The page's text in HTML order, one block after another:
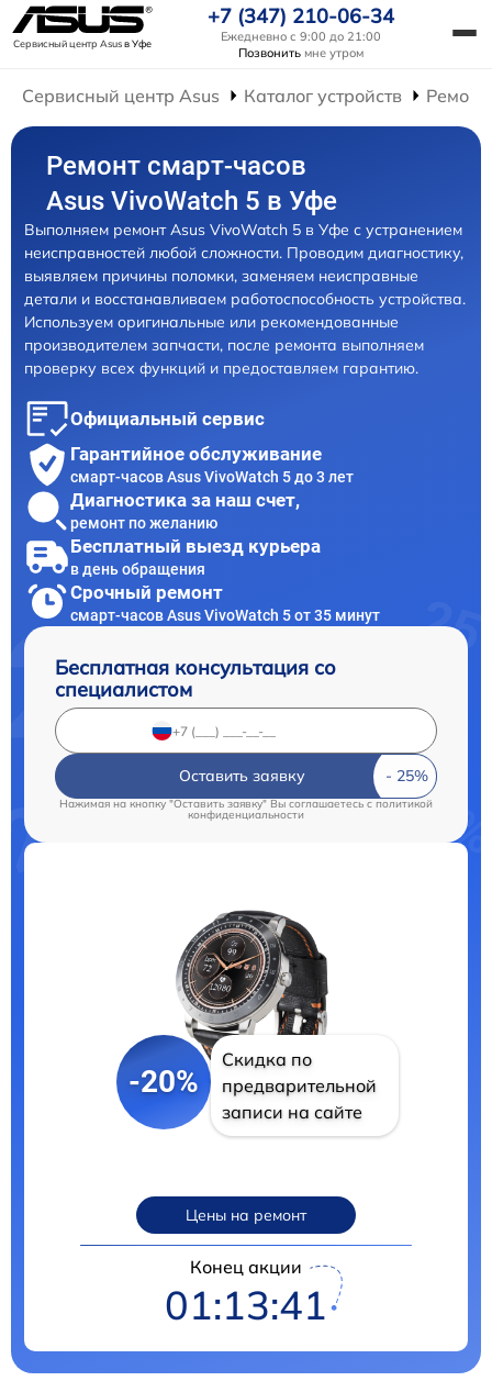
Сервисный центр Asusв Уфе
+7 (347) 210-06-34
Ежедневно с 9:00 до 21:00
Позвонить мне утром
Сервисный центр Asus Каталог устройств
Ремонт смарт-часов
Asus VivoWatch 5 в Уфе
Выполняем ремонт Asus VivoWatch 5 в Уфе с устранением
неисправностей любой сложности. Проводим диагностику,
выявляем причины поломки, заменяем неисправные
детали и восстанавливаем работоспособность устройства.
Используем оригинальные или рекомендованные
производителем запчасти, после ремонта выполняем
проверку всех функций и предоставляем гарантию.
Официальный сервис
Гарантийное обслуживание
смарт-часов Asus VivoWatch 5 до 3 лет
Диагностика за наш счет,
ремонт по желанию
Бесплатный выезд курьера
в день обращения
Срочный ремонт
смарт-часов Asus VivoWatch 5 от 35 минут
Бесплатная консультация со
специалистом
Оставить заявку
Нажимая на кнопку "Оставить заявку" Вы соглашаетесь cполитикой
конфиденциальности
-20%
Скидка по
предварительной
записи на сайте
Цены на ремонт
Конец акции
01:13:40